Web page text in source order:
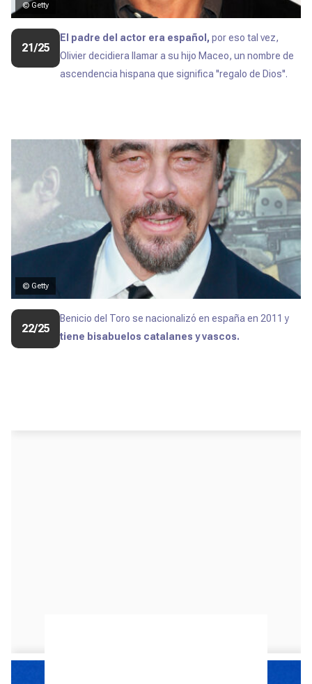
© Getty
21/25
El padre del actor era español,por eso tal vez,
Olivier decidiera llamar a su hijo Maceo, un nombre de
ascendencia hispana que significa ''regalo de Dios''.
© Getty
22/25
Benicio del Toro se nacionalizó en españa en 2011 y
tiene bisabuelos catalanes y vascos.